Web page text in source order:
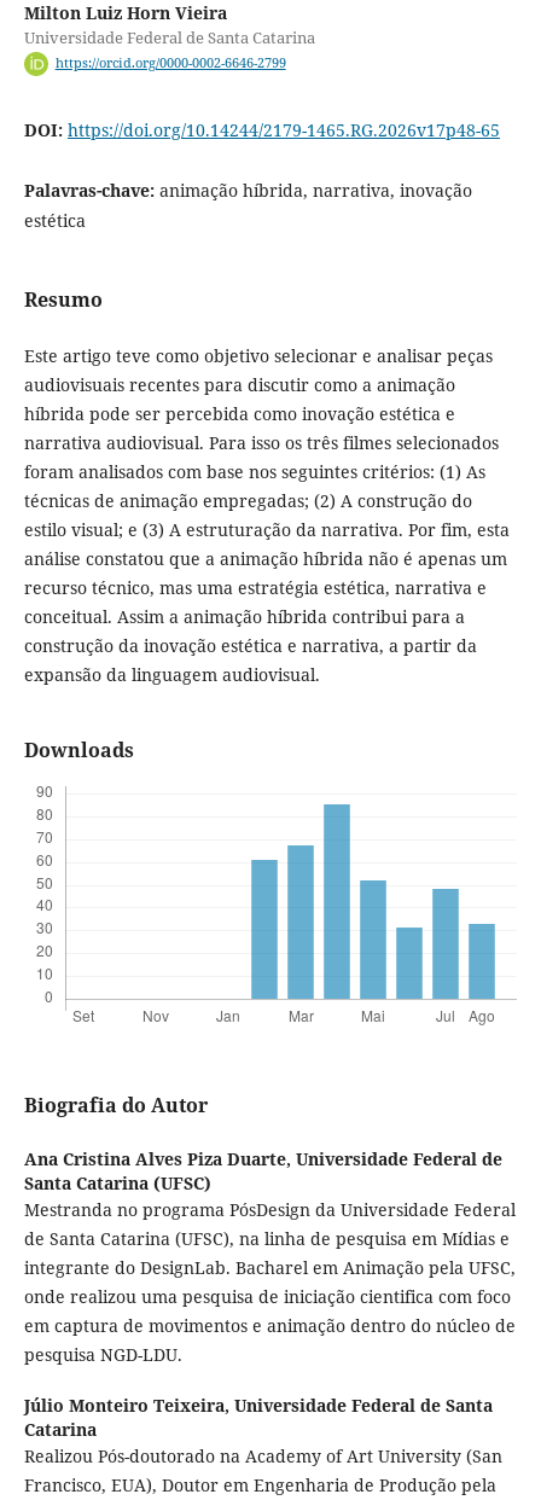
Milton Luiz Horn Vieira
Universidade Federal de Santa Catarina
https://orcid.org/0000-0002-6646-2799
DOI: https://doi.org/10.14244/2179-1465.RG.2026v17p48-65
Palavras-chave: animação híbrida, narrativa, inovação
estética
Resumo
Este artigo teve como objetivo selecionar e analisar peças
audiovisuais recentes para discutir como a animação
híbrida pode ser percebida como inovação estética e
narrativa audiovisual. Para isso os três filmes selecionados
foram analisados com base nos seguintes critérios: (1) As
técnicas de animação empregadas; (2) A construção do
estilo visual; e (3) A estruturação da narrativa. Por fim, esta
análise constatou que a animação híbrida não é apenas um
recurso técnico, mas uma estratégia estética, narrativa e
conceitual. Assim a animação híbrida contribui para a
construção da inovação estética e narrativa, a partir da
expansão da linguagem audiovisual.
Downloads
Biografia do Autor
Ana Cristina Alves Piza Duarte, Universidade Federal de
Santa Catarina (UFSC)
Mestranda no programa PósDesign da Universidade Federal
de Santa Catarina (UFSC), na linha de pesquisa em Mídias e
integrante do DesignLab. Bacharel em Animação pela UFSC,
onde realizou uma pesquisa de iniciação cientifica com foco
em captura de movimentos e animação dentro do núcleo de
pesquisa NGD-LDU.
Júlio Monteiro Teixeira, Universidade Federal de Santa
Catarina
Realizou Pós-doutorado na Academy of Art University (San
Francisco, EUA), Doutor em Engenharia de Produção pela